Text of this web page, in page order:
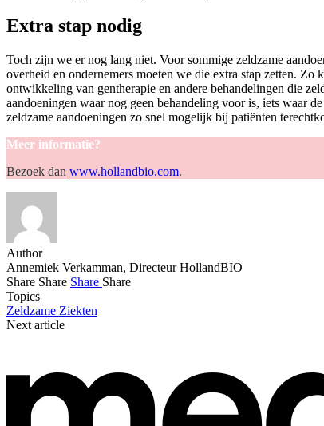
Extra stap nodig
Toch zijn we er nog lang niet. Voor sommige zeldzame
overheid en ondernemers moeten we die extra stap zetten.
ontwikkeling van gentherapie en andere behandelingen die
aandoeningen waar nog geen behandeling voor is, iets waar
zeldzame aandoeningen zo snel mogelijk bij patiënten
Meer informatie?
Bezoek dan www.hollandbio.com.
Author
Annemiek Verkamman, Directeur HollandBIO
Share Share Share Share
Topics
Zeldzame Ziekten
Next article